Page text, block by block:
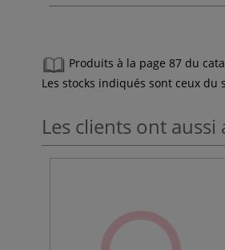
Produits à la page 87 du
Les stocks indiqués sont ceux du
Les clients ont aussi